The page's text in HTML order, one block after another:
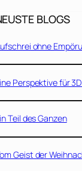
BLOGS
ohne
Perspektive für 3D
Teil des Ganzen
Geist der